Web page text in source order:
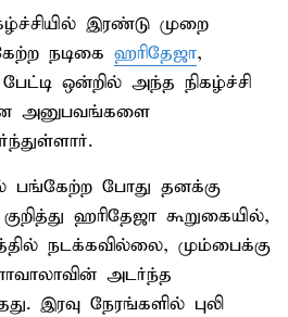
இரண்டு முறை
நடிகை ஹரிதேஜா,
ஒன்றில் அந்த நிகழ்ச்சி
அனுபவங்களை
பங்கேற்ற போது தனக்கு
ஹரிதேஜா கூறுகையில்,
நடக்கவில்லை, மும்பைக்கு
அடர்ந்த
இரவு நேரங்களில் புலி